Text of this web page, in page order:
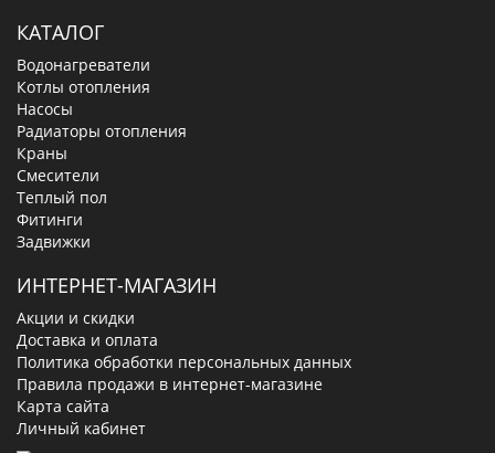
КАТАЛОГ
Водонагреватели
Котлы отопления
Насосы
Радиаторы отопления
Краны
Смесители
Теплый пол
Фитинги
Задвижки
ИНТЕРНЕТ-МАГАЗИН
Акции и скидки
Доставка и оплата
Политика обработки персональных данных
Правила продажи в интернет-магазине
Карта сайта
Личный кабинет